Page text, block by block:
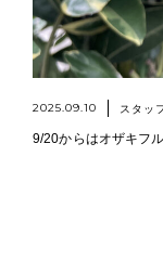
2025.09.10 スタッ
9/20からはオザキフ